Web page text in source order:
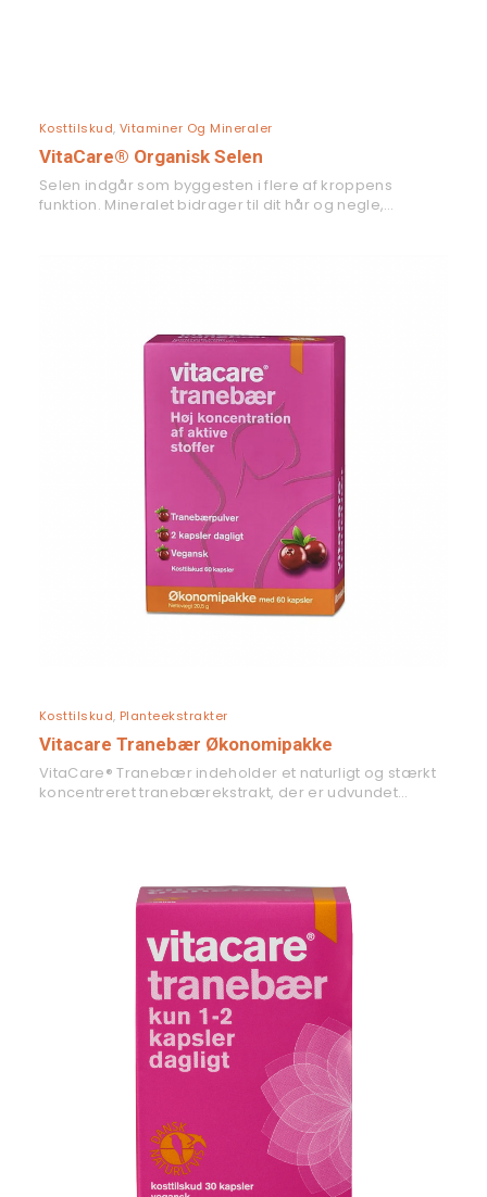
LÆS MERE
Kosttilskud, Vitaminer Og Mineraler
VitaCare® Organisk Selen
Selen indgår som byggesten i flere af kroppens
funktion. Mineralet bidrager til dit hår og negle,…
LÆS MERE
Kosttilskud, Planteekstrakter
Vitacare Tranebær Økonomipakke
VitaCare® Tranebær indeholder et naturligt og stærkt
koncentreret tranebærekstrakt, der er udvundet…